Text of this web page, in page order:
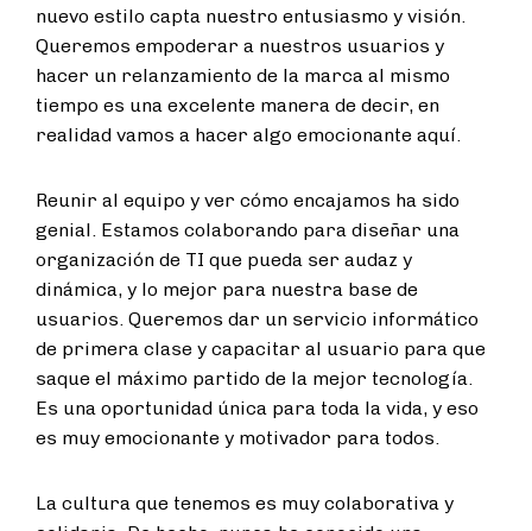
nuevo estilo capta nuestro entusiasmo y visión.
Queremos empoderar a nuestros usuarios y
hacer un relanzamiento de la marca al mismo
tiempo es una excelente manera de decir, en
realidad vamos a hacer algo emocionante aquí.
Reunir al equipo y ver cómo encajamos ha sido
genial. Estamos colaborando para diseñar una
organización de TI que pueda ser audaz y
dinámica, y lo mejor para nuestra base de
usuarios. Queremos dar un servicio informático
de primera clase y capacitar al usuario para que
saque el máximo partido de la mejor tecnología.
Es una oportunidad única para toda la vida, y eso
es muy emocionante y motivador para todos.
La cultura que tenemos es muy colaborativa y